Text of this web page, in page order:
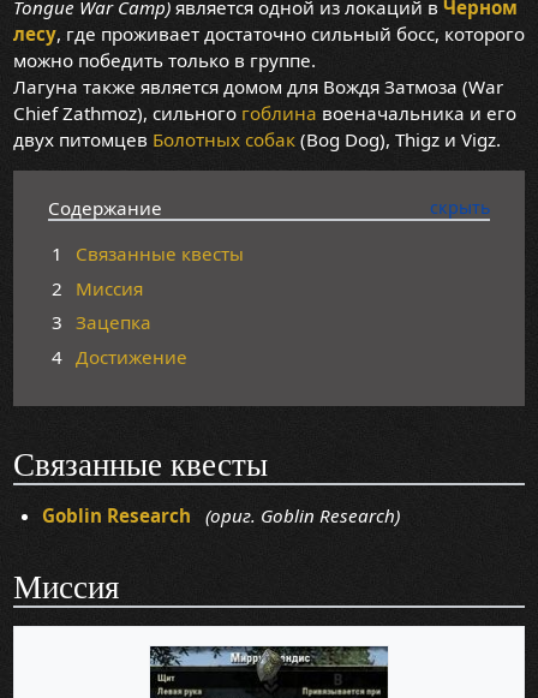
Tongue War Camp)является одной из локаций в Черном
лесу, где проживает достаточно сильный босс, которого
можно победить только в группе.
Лагуна также является домом для Вождя Затмоза (War
Chief Zathmoz), сильного гоблина военачальника и его
двух питомцев Болотных собак(Bog Dog), Thigz и Vigz.
Содержание
1
Связанные квесты
2
Миссия
3 Зацепка
4
Достижение
Связанные квесты
Goblin Research (ориг. Goblin Research)
Миссия